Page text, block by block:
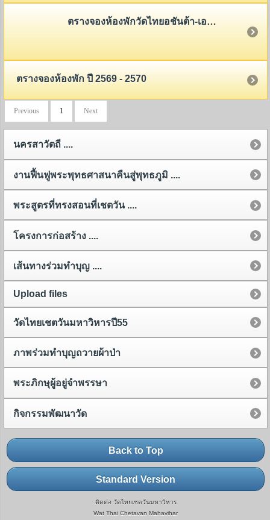
ตรางจองห้องพักวัดไทยอชันต้า-เอลโลลร่า 2568-2569
ตรางจองห้องพัก ปี 2569 - 2570
Previous 1 Next
นครสาวัตถี ....
งานฟื้นฟูพระพุทธศาสนาคืนสู่พุทธภูมิ ....
พระสูตรที่ทรงสอนที่เชตวัน ....
โครงการก่อสร้าง ....
เส้นทางร่วมทำบุญ ....
Upload files
วัดไทยเชตวันมหาวิหารปี55
ภาพร่วมทำบุญถวายผ้าป่า
พระภิกษุผู้อยู่จำพรรษา
กิจกรรมพัฒนาวัด
Back to Top
Standard Version
ติดต่อ วัดไทยเชตวันมหาวิหาร
Wat Thai Chetavan Mahavihar